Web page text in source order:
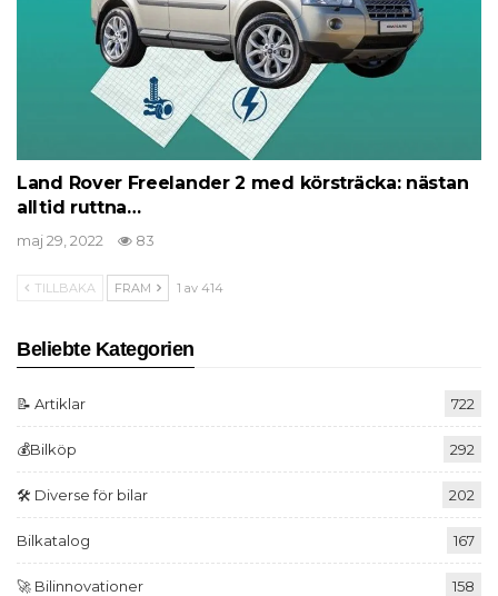
Land Rover Freelander 2 med körsträcka: nästan
alltid ruttna…
maj 29, 2022 83
TILLBAKA FRAM 1 av 414
Beliebte Kategorien
📝 Artiklar 722
💰Bilköp 292
🛠️ Diverse för bilar 202
Bilkatalog 167
🚀 Bilinnovationer 158